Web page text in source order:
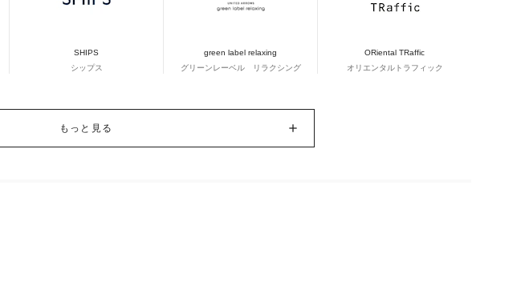
SHIPS
シップス
green label relaxing
グリーンレーベル リラクシング
ORiental TRaffic
オリエンタルトラフィック
もっと見る